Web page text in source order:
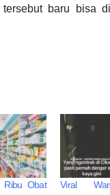
baru bisa
Ribu Obat
Viral